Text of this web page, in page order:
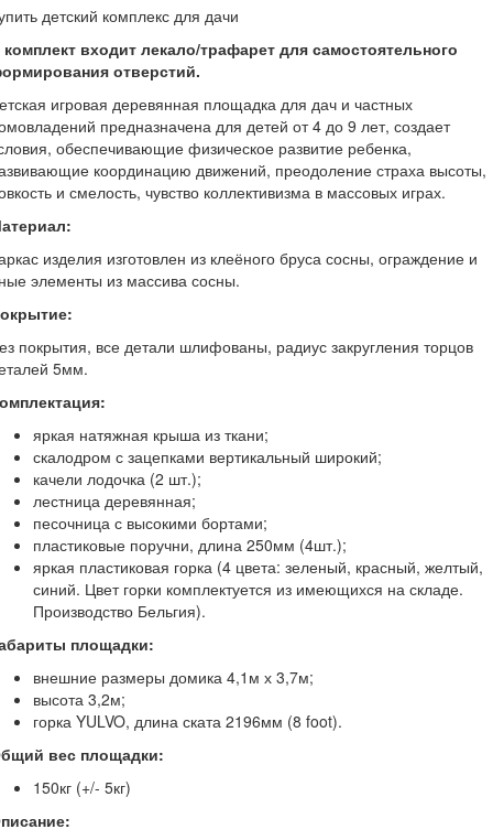
детский комплекс для дачи
входит лекало/трафарет для самостоятельного
отверстий.
игровая деревянная площадка для дач и частных
предназначена для детей от 4 до 9 лет, создает
обеспечивающие физическое развитие ребенка,
координацию движений, преодоление страха высоты,
и смелость, чувство коллективизма в массовых играх.
изделия изготовлен из клеёного бруса сосны, ограждение и
элементы из массива сосны.
покрытия, все детали шлифованы, радиус закругления торцов
5мм.
яркая натяжная крыша из ткани;
скалодром с зацепками вертикальный широкий;
качели лодочка (2 шт.);
лестница деревянная;
песочница с высокими бортами;
пластиковые поручни, длина 250мм (4шт.);
яркая пластиковая горка (4 цвета: зеленый, красный, желтый,
синий. Цвет горки комплектуется из имеющихся на складе.
Производство Бельгия).
площадки:
внешние размеры домика 4,1м х 3,7м;
высота 3,2м;
горка YULVO, длина ската 2196мм (8 foot).
вес площадки:
150кг (+/- 5кг)